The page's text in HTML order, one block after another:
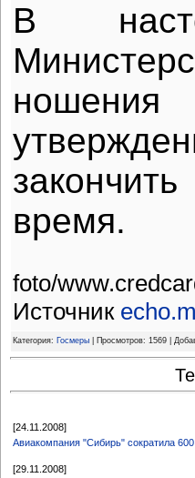
В
время.
foto/
Источник
Категория: Госмеры | Просмотров: 1569 |
[24.11.2008]
Авиакомпания "Сибирь" сократила 600
[29.11.2008]